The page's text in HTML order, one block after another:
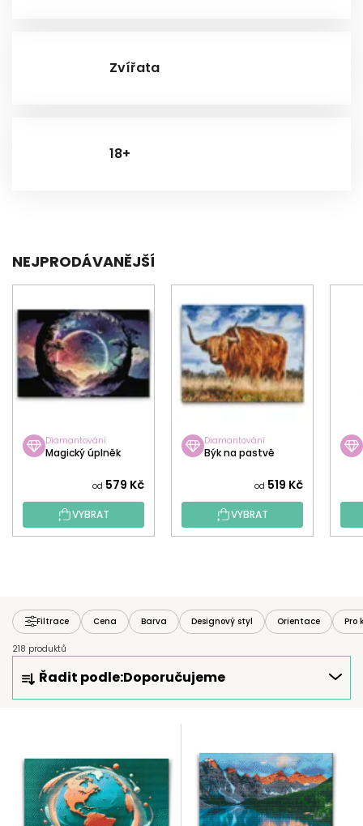
Zvířata
18+
NEJPRODÁVANĚJŠÍ
Diamantování
Magický úplněk
od 579 Kč
VYBRAT
Diamantování
Býk na pastvě
od 519 Kč
VYBRAT
Filtrace Cena Barva Designový styl Orientace Pro
218 produktů
Z
Řadit podle:Doporučujeme